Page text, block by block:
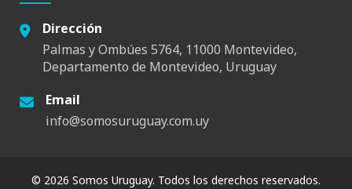
Dirección
Palmas y Ombúes 5764, 11000 Montevideo,
Departamento de Montevideo, Uruguay
Email
info@somosuruguay.com.uy
© 2026 Somos Uruguay. Todos los derechos reservados.